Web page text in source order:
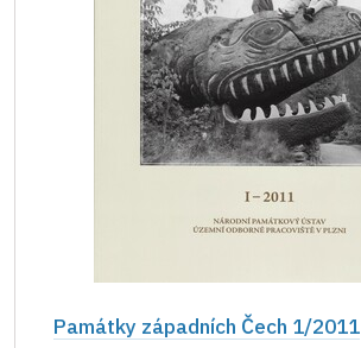
Památky západních Čech 1/2011